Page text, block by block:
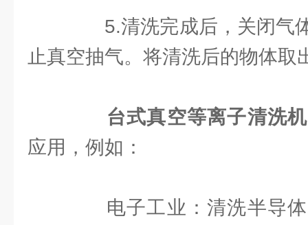
5.清洗完成后，关闭气
止真空抽气。将清洗后的物体取
台式真空等离子清洗机
应用，例如：
电子工业：清洗半导体